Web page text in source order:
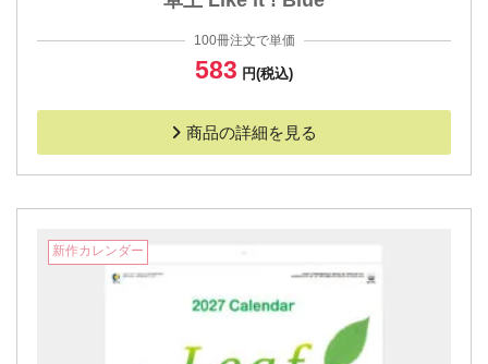
100冊注文で単価
583 円(税込)
商品の詳細を見る
新作カレンダー